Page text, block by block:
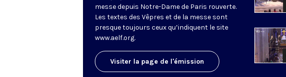
messe depuis Notre-Dame de Paris rouverte.
Les textes des Vêpres et de la messe sont
presque toujours ceux qu’indiquent le site
www.aelf.org.
Visiter la page de l'émission